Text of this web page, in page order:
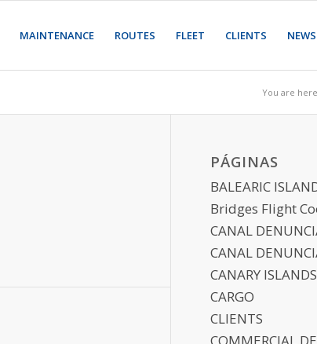
MAINTENANCE ROUTES FLEET CLIENTS NEWS
You are here
PÁGINAS
BALEARIC
Bridges Flight
CANAL
CANAL
CANARY ISLANDS
CARGO
CLIENTS